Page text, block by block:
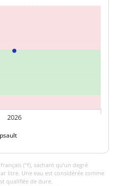
2026
(°f), sachant qu’un degré
litre. Une eau est considérée comme
qualifiée de dure.